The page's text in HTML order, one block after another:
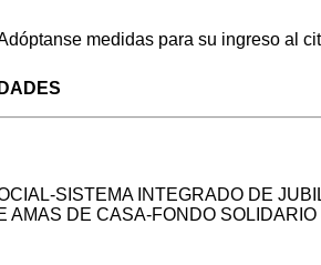
medidas para su ingreso al
SISTEMA INTEGRADO DE
AMAS DE CASA-FONDO